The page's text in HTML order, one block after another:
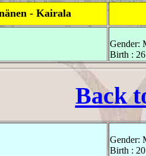
- Kairala
Gender:
Birth :
Back
Gender:
Birth :